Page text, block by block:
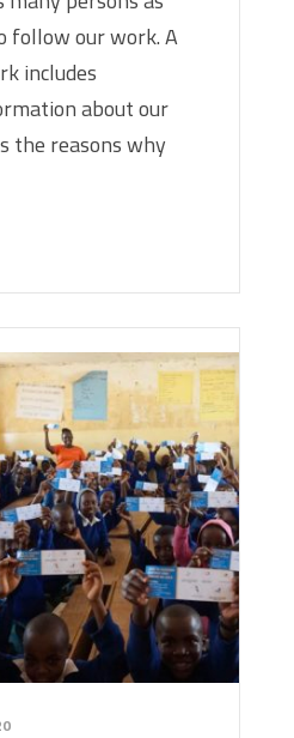
follow our work. A
includes
about our
the reasons why